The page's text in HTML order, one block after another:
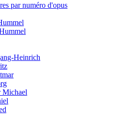
par numéro d'opus
Heinrich
Michael